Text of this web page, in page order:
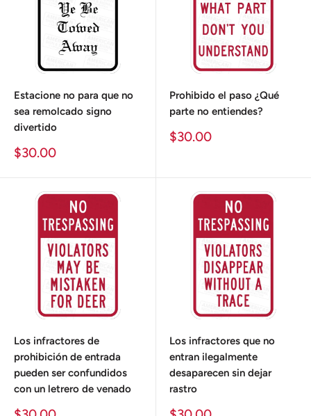
Estacione no para que no
sea remolcado signo
divertido
Precio
$30.00
Prohibido el paso ¿Qué
parte no entiendes?
Precio
$30.00
Los infractores de
prohibición de entrada
pueden ser confundidos
con un letrero de venado
Los infractores que no
entran ilegalmente
desaparecen sin dejar
rastro